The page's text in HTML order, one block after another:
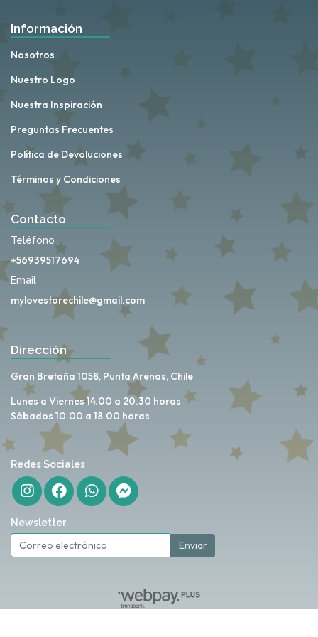
Información
Nosotros
Nuestro Logo
Nuestra Inspiración
Preguntas Frecuentes
Política de Devoluciones
Términos y Condiciones
Contacto
Teléfono
+56939517694
Email
mylovestorechile@gmail.com
Dirección
Gran Bretaña 1058, Punta Arenas, Chile
Lunes a Viernes 14.00 a 20.30 horas
Sábados 10.00 a 18.00 horas
Redes Sociales
Newsletter
Enviar